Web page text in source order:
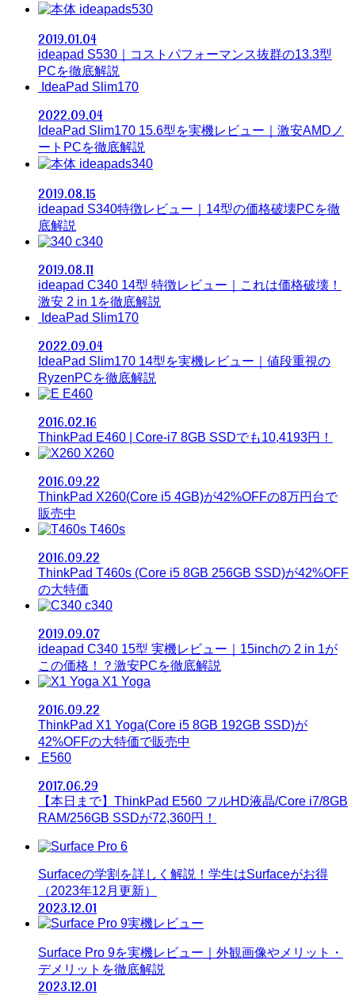
ideapads530
2019.01.04
ideapad S530｜コストパフォーマンス抜群の13.3型
PCを徹底解説
IdeaPad Slim170
2022.09.04
IdeaPad Slim170 15.6型を実機レビュー｜激安AMDノ
ートPCを徹底解説
ideapads340
2019.08.15
ideapad S340特徴レビュー｜14型の価格破壊PCを徹
底解説
c340
2019.08.11
ideapad C340 14型 特徴レビュー｜これは価格破壊！
激安 2 in 1を徹底解説
IdeaPad Slim170
2022.09.04
IdeaPad Slim170 14型を実機レビュー｜値段重視の
RyzenPCを徹底解説
E460
2016.02.16
ThinkPad E460 | Core-i7 8GB SSDでも10,4193円！
X260
2016.09.22
ThinkPad X260(Core i5 4GB)が42%OFFの8万円台で
販売中
T460s
2016.09.22
ThinkPad T460s (Core i5 8GB 256GB SSD)が42%OFF
の大特価
c340
2019.09.07
ideapad C340 15型 実機レビュー｜15inchの 2 in 1が
この価格！？激安PCを徹底解説
X1 Yoga
2016.09.22
ThinkPad X1 Yoga(Core i5 8GB 192GB SSD)が
42%OFFの大特価で販売中
E560
2017.06.29
【本日まで】ThinkPad E560 フルHD液晶/Core i7/8GB
RAM/256GB SSDが72,360円！
Surfaceの学割を詳しく解説！学生はSurfaceがお得
（2023年12月更新）
2023.12.01
Surface Pro 9を実機レビュー｜外観画像やメリット・
デメリットを徹底解説
2023.12.01